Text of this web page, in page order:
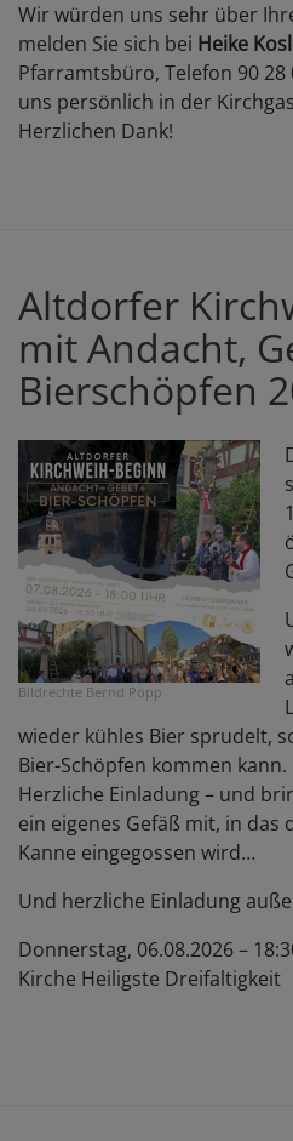
Wir würden uns sehr über
melden Sie sich bei Heike
Pfarramtsbüro, Telefon 90 28
uns persönlich in der
Herzlichen Dank!
Altdorfer
mit Andacht,
Bierschöpfen
Bildrechte Bernd Popp
wieder kühles Bier sprudelt,
Bier-Schöpfen kommen kann.
Herzliche Einladung – und
ein eigenes Gefäß mit, in das
Kanne eingegossen wird…
Und herzliche Einladung
Donnerstag, 06.08.2026 –
Kirche Heiligste Dreifaltigkeit